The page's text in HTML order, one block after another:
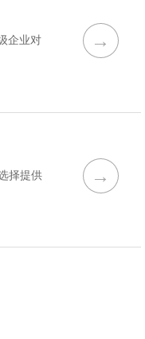
→
企业对
→
择提供